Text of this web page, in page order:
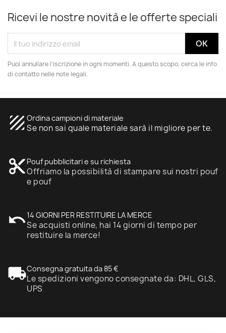
Ricevi le nostre novità e le offerte speciali
Puoi annullare l'iscrizione in ogni momenti. A questo scopo, cerca le info
di contatto nelle note legali.
texture Ordina campioni di materiale
Se non sai quale materiale sarà il migliore per te.
content_cut Pouf pubblicitari e su richiesta
Offriamo la possibilità di stampare sui nostri pouf
e pouf
undo14 GIORNI PER RESTITUIRE LA MERCE
Se acquisti online, hai 14 giorni di tempo per
restituire la merce!
local_shippingConsegna gratuita da 85 €
Le spedizioni vengono consegnate da: DHL, GLS,
UPS